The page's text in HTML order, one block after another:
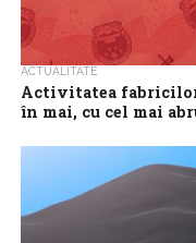
ACTUALITATE
Activitatea
în mai, cu cel mai
Activitatea
rapid ritm din
marţi,...